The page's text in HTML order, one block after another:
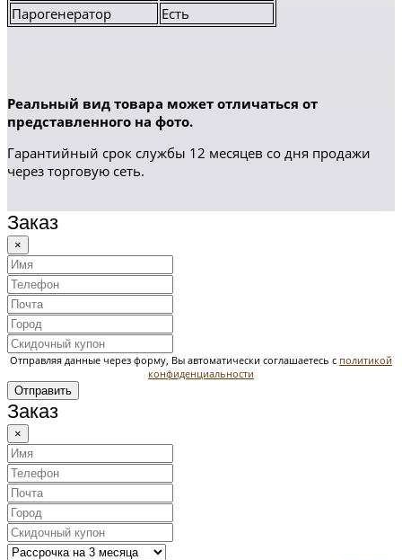
Парогенератор
Есть
Реальный вид товара может отличаться от
представленного на фото.
Гарантийный срок службы 12 месяцев со дня продажи
через торговую сеть.
Заказ
×
Отправляя данные через форму, Вы автоматически соглашаетесь с политикой
конфиденциальности
Отправить
Заказ
×